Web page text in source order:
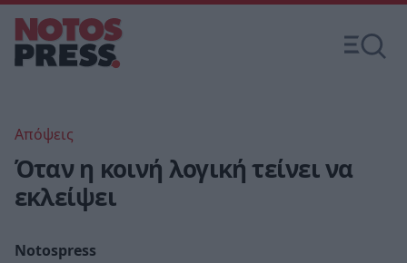
Απόψεις
Όταν η κοινή λογική τείνει να
εκλείψει
Notospress